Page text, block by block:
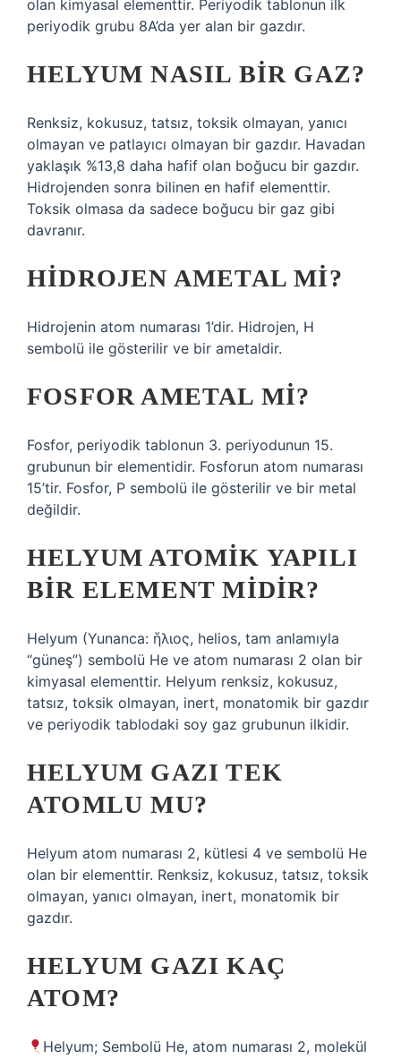
olan kimyasal elementtir. Periyodik tablonun ilk
periyodik grubu 8A’da yer alan bir gazdır.
HELYUM NASIL BIR GAZ?
Renksiz, kokusuz, tatsız, toksik olmayan, yanıcı
olmayan ve patlayıcı olmayan bir gazdır. Havadan
yaklaşık %13,8 daha hafif olan boğucu bir gazdır.
Hidrojenden sonra bilinen en hafif elementtir.
Toksik olmasa da sadece boğucu bir gaz gibi
davranır.
HIDROJEN AMETAL MI?
Hidrojenin atom numarası 1’dir. Hidrojen, H
sembolü ile gösterilir ve bir ametaldir.
FOSFOR AMETAL MI?
Fosfor, periyodik tablonun 3. periyodunun 15.
grubunun bir elementidir. Fosforun atom numarası
15’tir. Fosfor, P sembolü ile gösterilir ve bir metal
değildir.
HELYUM ATOMIK YAPILI
BIR ELEMENT MIDIR?
Helyum (Yunanca: ἥλιος, helios, tam anlamıyla
“güneş”) sembolü He ve atom numarası 2 olan bir
kimyasal elementtir. Helyum renksiz, kokusuz,
tatsız, toksik olmayan, inert, monatomik bir gazdır
ve periyodik tablodaki soy gaz grubunun ilkidir.
HELYUM GAZI TEK
ATOMLU MU?
Helyum atom numarası 2, kütlesi 4 ve sembolü He
olan bir elementtir. Renksiz, kokusuz, tatsız, toksik
olmayan, yanıcı olmayan, inert, monatomik bir
gazdır.
HELYUM GAZI KAÇ
ATOM?
Helyum; Sembolü He, atom numarası 2, molekül